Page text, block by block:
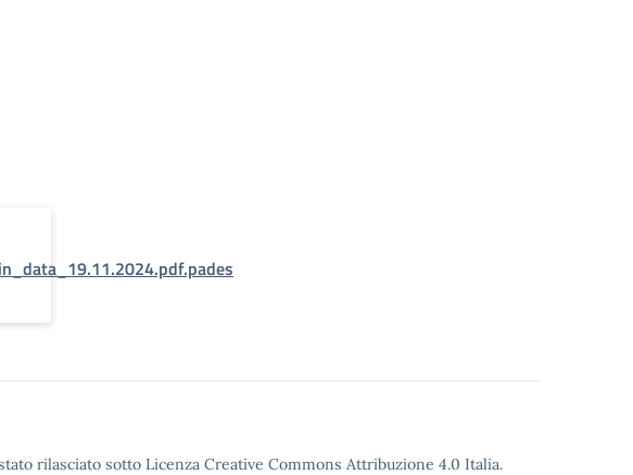
rilasciato sotto Licenza Creative Commons Attribuzione 4.0 Italia.